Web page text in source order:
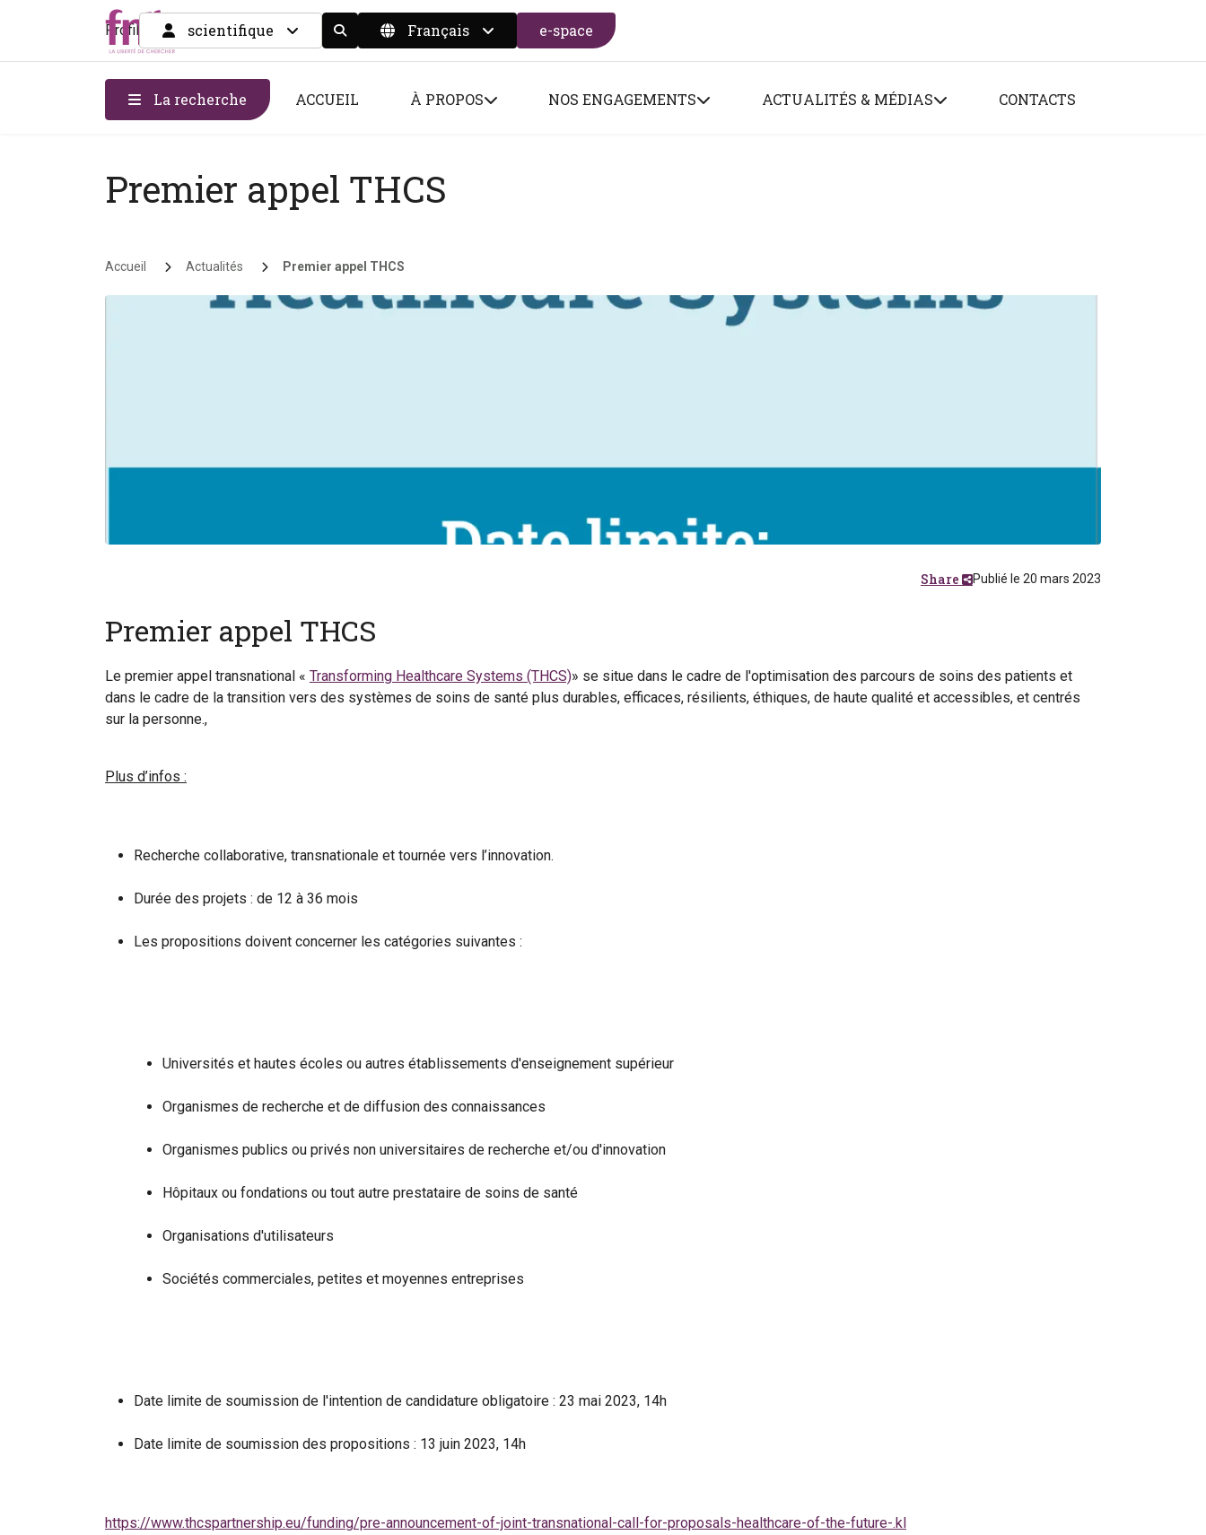
Profil scientifique Display the search form
Français e-space
La recherche ACCUEIL À PROPOS NOS ENGAGEMENTS ACTUALITÉS & MÉDIAS CONTACTS
Premier appel THCS
Fil d'Ariane
Accueil Actualités Premier appel THCS
Publié le 20 mars 2023
Share
Premier appel THCS
Le premier appel transnational « Transforming Healthcare Systems (THCS)» se situe dans le cadre de l'optimisation des parcours de soins des patients et
dans le cadre de la transition vers des systèmes de soins de santé plus durables, efficaces, résilients, éthiques, de haute qualité et accessibles, et centrés
sur la personne.,
Plus d’infos :
Recherche collaborative, transnationale et tournée vers l’innovation.
Durée des projets : de 12 à 36 mois
Les propositions doivent concerner les catégories suivantes :
Universités et hautes écoles ou autres établissements d'enseignement supérieur
Organismes de recherche et de diffusion des connaissances
Organismes publics ou privés non universitaires de recherche et/ou d'innovation
Hôpitaux ou fondations ou tout autre prestataire de soins de santé
Organisations d'utilisateurs
Sociétés commerciales, petites et moyennes entreprises
Date limite de soumission de l'intention de candidature obligatoire : 23 mai 2023, 14h
Date limite de soumission des propositions : 13 juin 2023, 14h
https://www.thcspartnership.eu/funding/pre-announcement-of-joint-transnational-call-for-proposals-healthcare-of-the-future-.kl